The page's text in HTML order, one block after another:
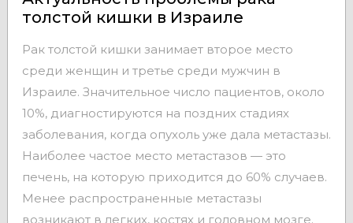
толстой кишки в Израиле
Рак толстой кишки занимает второе место
среди женщин и третье среди мужчин в
Израиле. Значительное число пациентов, около
10%, диагностируются на поздних стадиях
заболевания, когда опухоль уже дала метастазы.
Наиболее частое место метастазов — это
печень, на которую приходится до 60% случаев.
Менее распространенные метастазы
возникают в легких, костях и головном мозге.